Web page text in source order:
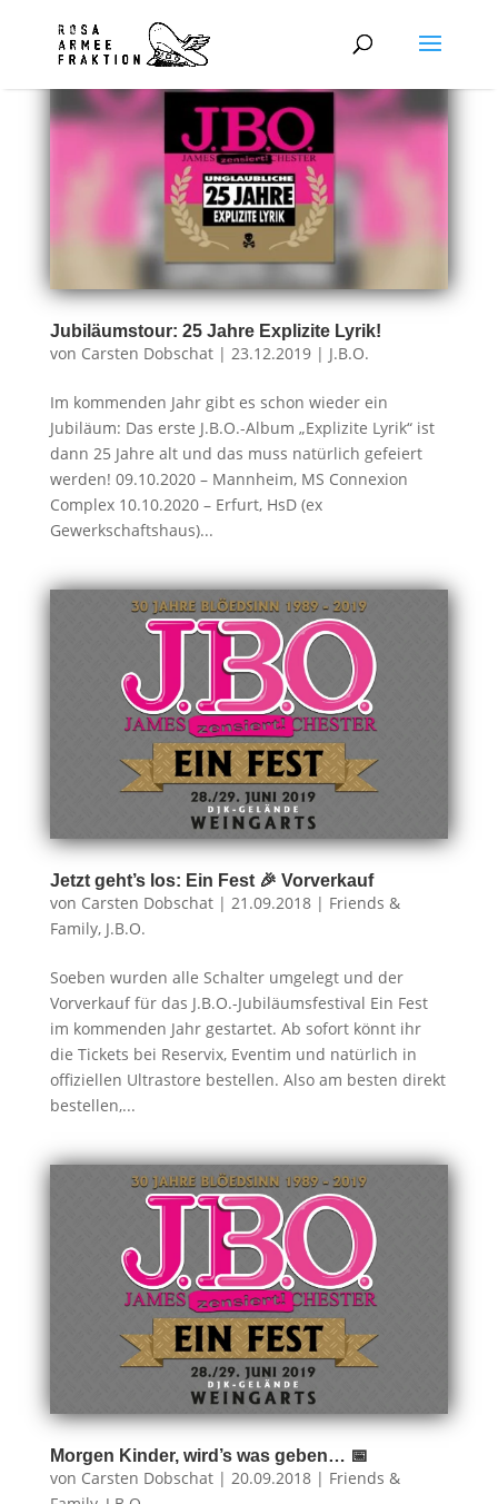
Jubiläumstour: 25 Jahre Explizite Lyrik!
von Carsten Dobschat| 23.12.2019| J.B.O.
Im kommenden Jahr gibt es schon wieder ein
Jubiläum: Das erste J.B.O.-Album „Explizite Lyrik“ ist
dann 25 Jahre alt und das muss natürlich gefeiert
werden! 09.10.2020 – Mannheim, MS Connexion
Complex 10.10.2020 – Erfurt, HsD (ex
Gewerkschaftshaus)...
Jetzt geht’s los: Ein Fest 🎉 Vorverkauf
von Carsten Dobschat| 21.09.2018| Friends &
Family, J.B.O.
Soeben wurden alle Schalter umgelegt und der
Vorverkauf für das J.B.O.-Jubiläumsfestival Ein Fest
im kommenden Jahr gestartet. Ab sofort könnt ihr
die Tickets bei Reservix, Eventim und natürlich in
offiziellen Ultrastore bestellen. Also am besten direkt
bestellen,...
Morgen Kinder, wird’s was geben… 📅
von Carsten Dobschat| 20.09.2018| Friends &